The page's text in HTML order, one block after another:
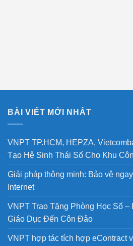
BÀI VIẾT MỚI NHẤT
VNPT TP.HCM, HEPZA,
Tạo Hệ Sinh Thái Số Cho Khu
Giải pháp thông minh: Bảo vệ
Internet
VNPT Trao Tặng Phòng Học Số
Giáo Dục Đến Côn Đảo
VNPT hợp tác tích hợp eContract